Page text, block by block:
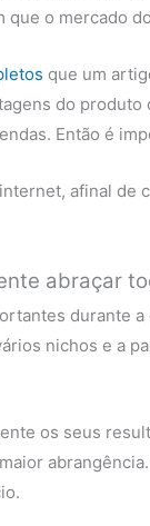
que o mercado
que um
do
Então é
afinal de
abraçar
durante
nichos e a
os seus